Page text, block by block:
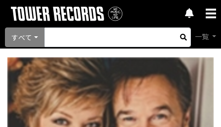
すべて 一覧